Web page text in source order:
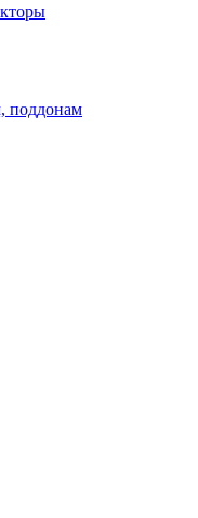
поддонам